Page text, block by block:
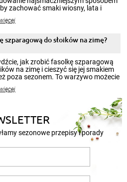
zachować smaki wiosny, lata i
by cieszyć nimi oko w sezonie
atmosferę cieplejszych
Przygotowanie słoików ze
które pozwolą zachować świeżość
szparagową do słoików na zimę?
jak zrobić fasolkę szparagową
na zimę i cieszyć się jej smakiem
poza sezonem. To warzywo możecie
sezonowe przepisy i porady